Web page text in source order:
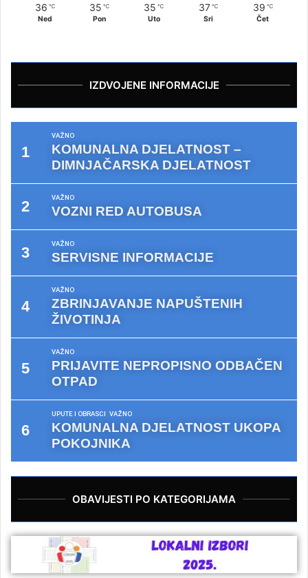
36 ℃
Ned
35 ℃
Pon
35 ℃
Uto
37 ℃
Sri
39 ℃
Čet
IZDVOJENE INFORMACIJE
VAŽNO
KOMUNALNA DJELATNOST –
DIMNJAČARSKA DJELATNOST
VAŽNO
VOZNI RED AUTOBUSA
VAŽNO
SERVISNE INFORMACIJE
VAŽNO
ZBRINJAVANJE NAPUŠTENIH
ŽIVOTINJA
VAŽNO
PRIJAVITE NEPROPISNO ODBAČEN
OTPAD
UPUTE I OBRASCI VAŽNO
KOMUNALNA DJELATNOST UKOPA
POKOJNIKA
OBAVIJESTI PO KATEGORIJAMA